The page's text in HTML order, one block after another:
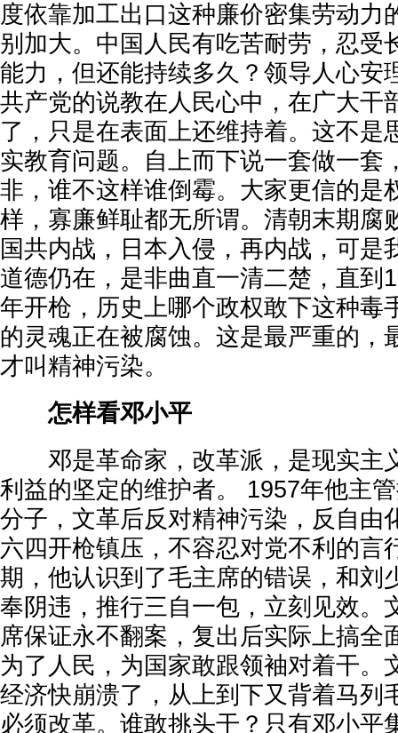
度依靠加工出口这种廉价密集劳动力
别加大。中国人民有吃苦耐劳，忍受
能力，但还能持续多久？领导人心安
共产党的说教在人民心中，在广大干
了，只是在表面上还维持着。这不是
实教育问题。自上而下说一套做一套
非，谁不这样谁倒霉。大家更信的是
样，寡廉鲜耻都无所谓。清朝末期腐
国共内战，日本入侵，再内战，可是
道德仍在，是非曲直一清二楚，直到
年开枪，历史上哪个政权敢下这种毒
的灵魂正在被腐蚀。这是最严重的，
才叫精神污染。
怎样看邓小平
邓是革命家，改革派，是现实主
利益的坚定的维护者。 1957年他主
分子，文革后反对精神污染，反自由
六四开枪镇压，不容忍对党不利的言
期，他认识到了毛主席的错误，和刘
奉阴违，推行三自一包，立刻见效。
席保证永不翻案，复出后实际上搞全
为了人民，为国家敢跟领袖对着干。
经济快崩溃了，从上到下又背着马列
必须改革。谁敢挑头干？只有邓小平